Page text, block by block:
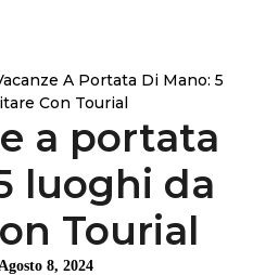
A Portata Di Mano: 5
Con Tourial
a portata
luoghi da
Tourial
8, 2024